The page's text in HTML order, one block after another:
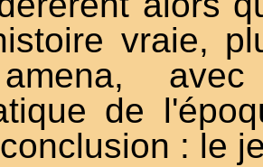
vraie,
de
: le